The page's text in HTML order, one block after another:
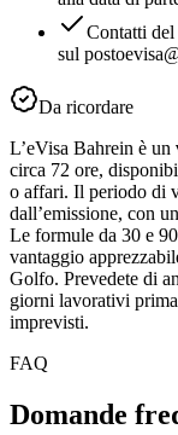
Contatti
sul posto
Da ricordare
L’eVisa Bahrein è un
circa 72 ore,
o affari. Il periodo di
dall’emissione, con
Le formule da 30 e
vantaggio
Golfo. Prevedete di
giorni lavorativi
imprevisti.
FAQ
Domande